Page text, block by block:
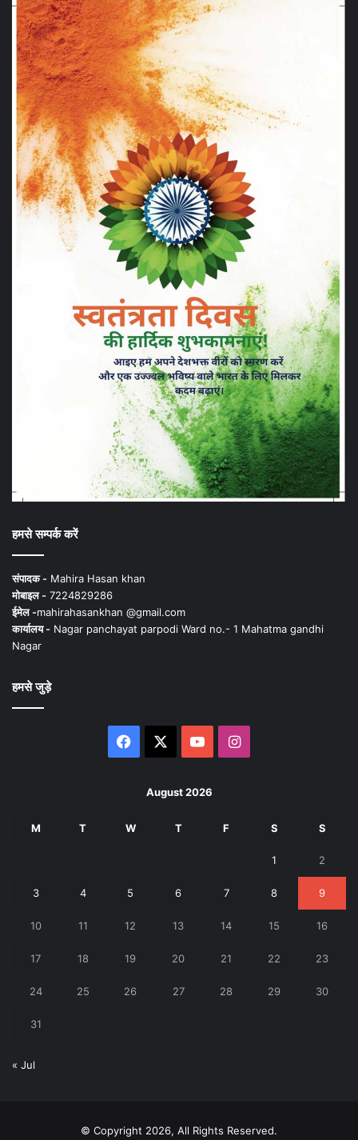
हमसे सम्पर्क करें
संपादक - Mahira Hasan khan
मोबाइल - 7224829286
ईमेल -mahirahasankhan @gmail.com
कार्यालय - Nagar panchayat parpodi Ward no.- 1 Mahatma gandhi
Nagar
हमसे जुड़े
Facebook YouTubeInstagram
August 2026
M T W T F S S
1 2
3 4 5 6 7 8 9
10 11 12 13 14 15 16
17 18 19 20 21 22 23
24 25 26 27 28 29 30
31
« Jul
© Copyright 2026, All Rights Reserved.